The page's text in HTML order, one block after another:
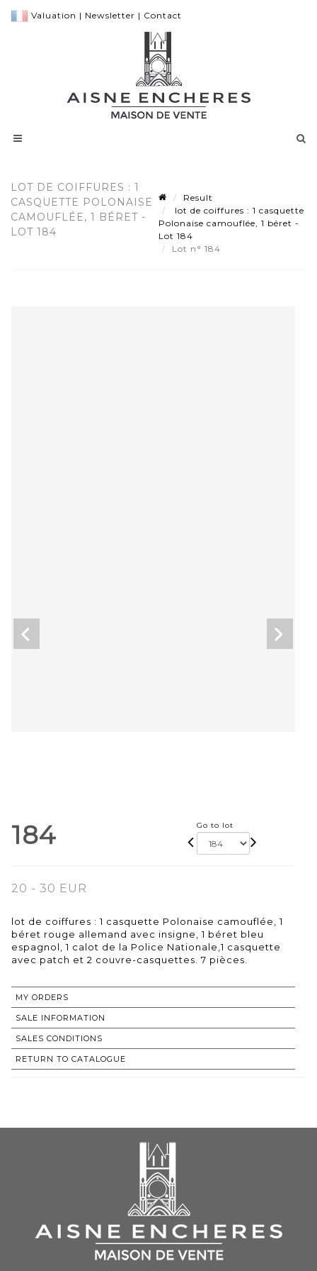
Valuation | Newsletter | Contact
LOT DE COIFFURES : 1
CASQUETTE POLONAISE
CAMOUFLÉE, 1 BÉRET -
LOT 184
Result
lot de coiffures : 1 casquette
Polonaise camouflée, 1 béret -
Lot 184
Lot n° 184
184 Go to lot
20 - 30 EUR
lot de coiffures : 1 casquette Polonaise camouflée, 1
béret rouge allemand avec insigne, 1 béret bleu
espagnol, 1 calot de la Police Nationale,1 casquette
avec patch et 2 couvre-casquettes. 7 pièces.
MY ORDERS
SALE INFORMATION
SALES CONDITIONS
RETURN TO CATALOGUE